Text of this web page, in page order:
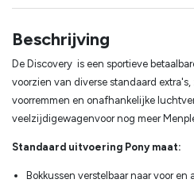
Beschrijving
De Discovery is een sportieve
voorzien van diverse standaard extra's,
voorremmen en onafhankelijke
veelzijdigewagenvoor nog meer
Standaard uitvoering Pony maat:
Bokkussen verstelbaar naar voor en